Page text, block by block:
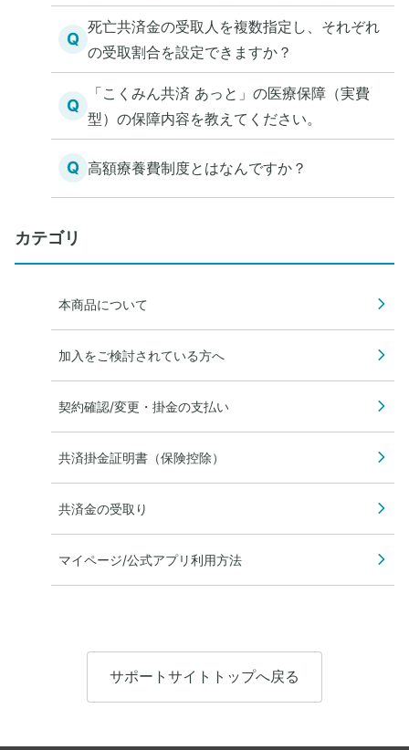
すか？
Q
死亡共済金の受取人を複数指定し、それぞれ
の受取割合を設定できますか？
Q
「こくみん共済 あっと」の医療保障（実費
型）の保障内容を教えてください。
Q 高額療養費制度とはなんですか？
カテゴリ
本商品について
加入をご検討されている方へ
契約確認/変更・掛金の支払い
共済掛金証明書（保険控除）
共済金の受取り
マイページ/公式アプリ利用方法
サポートサイトトップへ戻る